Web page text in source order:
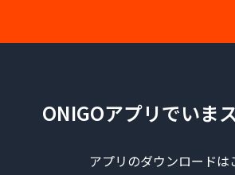
ONIGOアプリでいま
アプリのダウンロードは